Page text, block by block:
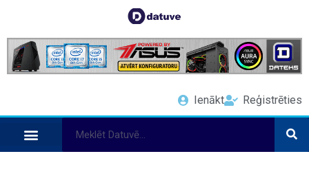
Ienākt Reģistrēties